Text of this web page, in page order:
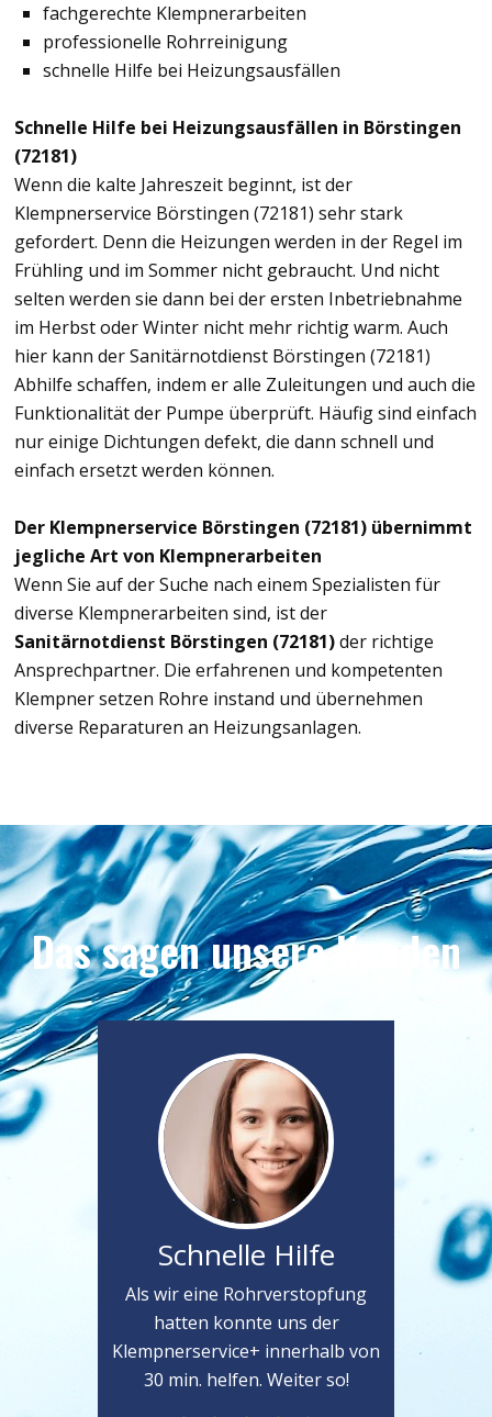
fachgerechte Klempnerarbeiten
professionelle Rohrreinigung
schnelle Hilfe bei Heizungsausfällen
Schnelle Hilfe bei Heizungsausfällen in Börstingen
(72181)
Wenn die kalte Jahreszeit beginnt, ist der
Klempnerservice Börstingen (72181) sehr stark
gefordert. Denn die Heizungen werden in der Regel im
Frühling und im Sommer nicht gebraucht. Und nicht
selten werden sie dann bei der ersten Inbetriebnahme
im Herbst oder Winter nicht mehr richtig warm. Auch
hier kann der Sanitärnotdienst Börstingen (72181)
Abhilfe schaffen, indem er alle Zuleitungen und auch die
Funktionalität der Pumpe überprüft. Häufig sind einfach
nur einige Dichtungen defekt, die dann schnell und
einfach ersetzt werden können.
Der Klempnerservice Börstingen (72181) übernimmt
jegliche Art von Klempnerarbeiten
Wenn Sie auf der Suche nach einem Spezialisten für
diverse Klempnerarbeiten sind, ist der
Sanitärnotdienst Börstingen (72181)der richtige
Ansprechpartner. Die erfahrenen und kompetenten
Klempner setzen Rohre instand und übernehmen
diverse Reparaturen an Heizungsanlagen.
Das sagen unsere Kunden
Schnelle Hilfe
Als wir eine Rohrverstopfung
hatten konnte uns der
Klempnerservice+ innerhalb von
30 min. helfen. Weiter so!